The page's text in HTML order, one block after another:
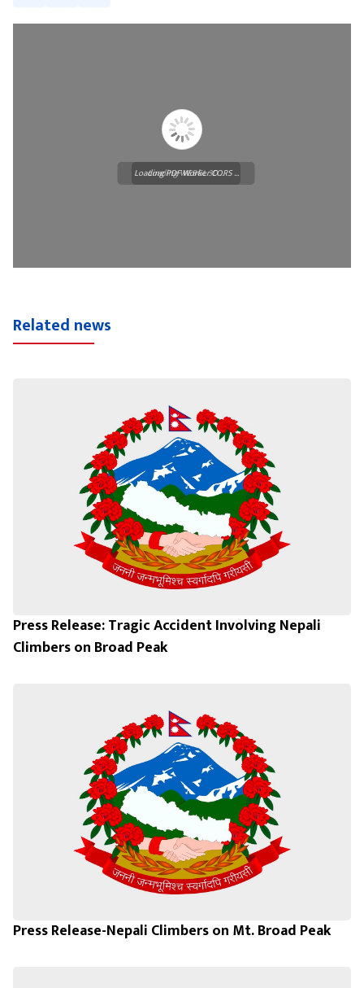
Loading WEBGL 3D ...
Loading PDF Worker CORS ...
Related news
Press Release: Tragic Accident Involving Nepali
Climbers on Broad Peak
Press Release-Nepali Climbers on Mt. Broad Peak